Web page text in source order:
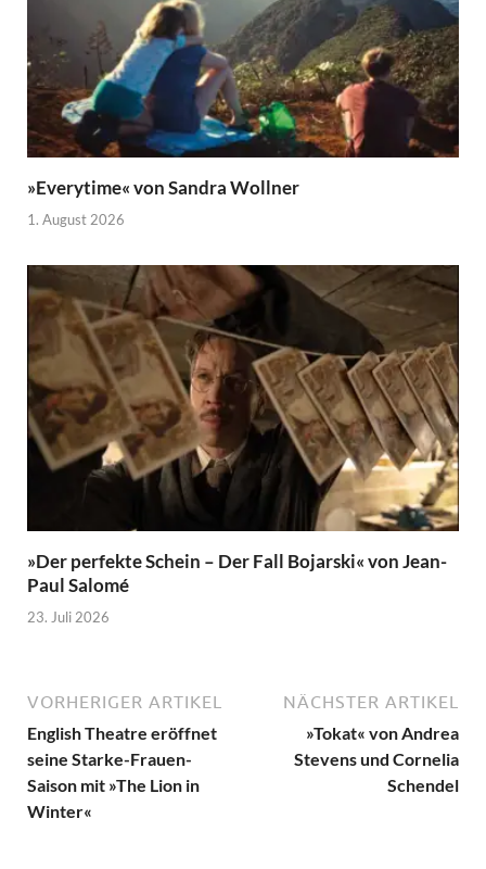
»Everytime« von Sandra Wollner
1. August 2026
»Der perfekte Schein – Der Fall Bojarski« von Jean-
Paul Salomé
23. Juli 2026
VORHERIGER ARTIKEL
English Theatre eröffnet
seine Starke-Frauen-
Saison mit »The Lion in
Winter«
NÄCHSTER ARTIKEL
»Tokat« von Andrea
Stevens und Cornelia
Schendel